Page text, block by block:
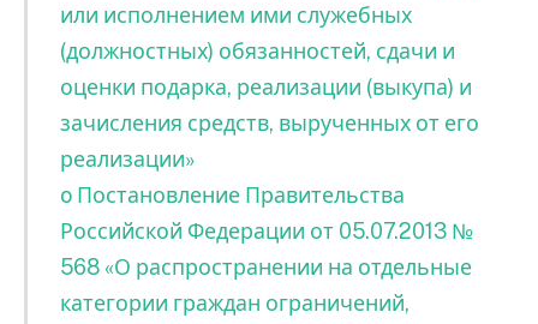
или исполнением ими служебных
(должностных) обязанностей, сдачи и
оценки подарка, реализации (выкупа) и
зачисления средств, вырученных от его
реализации»
o Постановление Правительства
Российской Федерации от 05.07.2013 №
568 «О распространении на отдельные
категории граждан ограничений,